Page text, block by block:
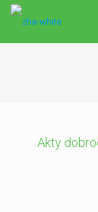
Akty